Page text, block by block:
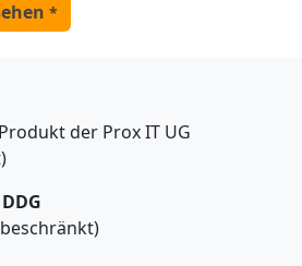
*
der Prox IT UG